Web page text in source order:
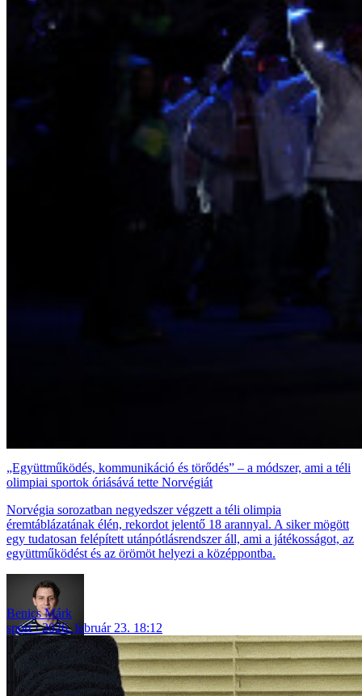
„Együttműködés, kommunikáció és törődés” – a módszer, ami a téli
olimpiai sportok óriásává tette Norvégiát
Norvégia sorozatban negyedszer végzett a téli olimpia
éremtáblázatának élén, rekordot jelentő 18 arannyal. A siker mögött
egy tudatosan felépített utánpótlásrendszer áll, ami a játékosságot, az
együttműködést és az örömöt helyezi a középpontba.
Benics Márk
sport
2026. február 23. 18:12